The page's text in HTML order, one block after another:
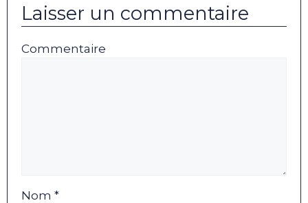
Laisser un commentaire
Commentaire
Nom *